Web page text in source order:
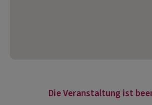
Die Veranstaltung ist